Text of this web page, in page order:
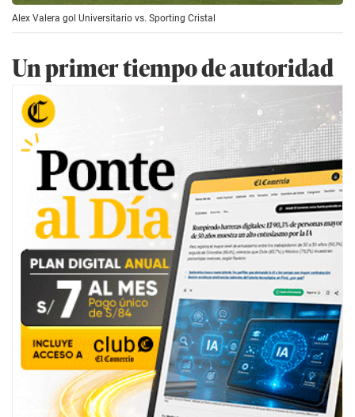
Alex Valera gol Universitario vs. Sporting Cristal
Un primer tiempo de autoridad